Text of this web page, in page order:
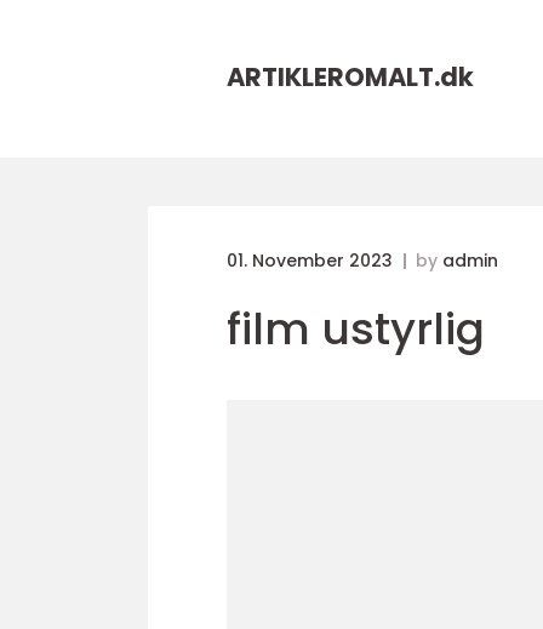
ARTIKLEROMALT.dk
01. November 2023 by admin
film ustyrlig